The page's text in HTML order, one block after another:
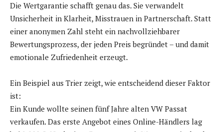
Die Wertgarantie schafft genau das. Sie verwandelt
Unsicherheit in Klarheit, Misstrauen in Partnerschaft. Statt
einer anonymen Zahl steht ein nachvollziehbarer
Bewertungsprozess, der jeden Preis begründet – und damit
emotionale Zufriedenheit erzeugt.
Ein Beispiel aus Trier zeigt, wie entscheidend dieser Faktor
ist:
Ein Kunde wollte seinen fünf Jahre alten VW Passat
verkaufen. Das erste Angebot eines Online-Händlers lag